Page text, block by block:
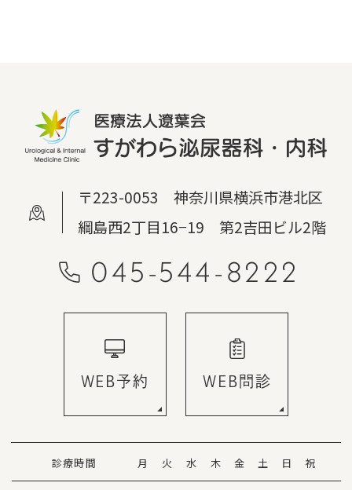
〒223-0053 神奈川県横浜市港北区
綱島西2丁目16−19 第2吉田ビル2階
045-544-8222
WEB予約 WEB問診
診療時間 月 火 水 木 金 土 日 祝